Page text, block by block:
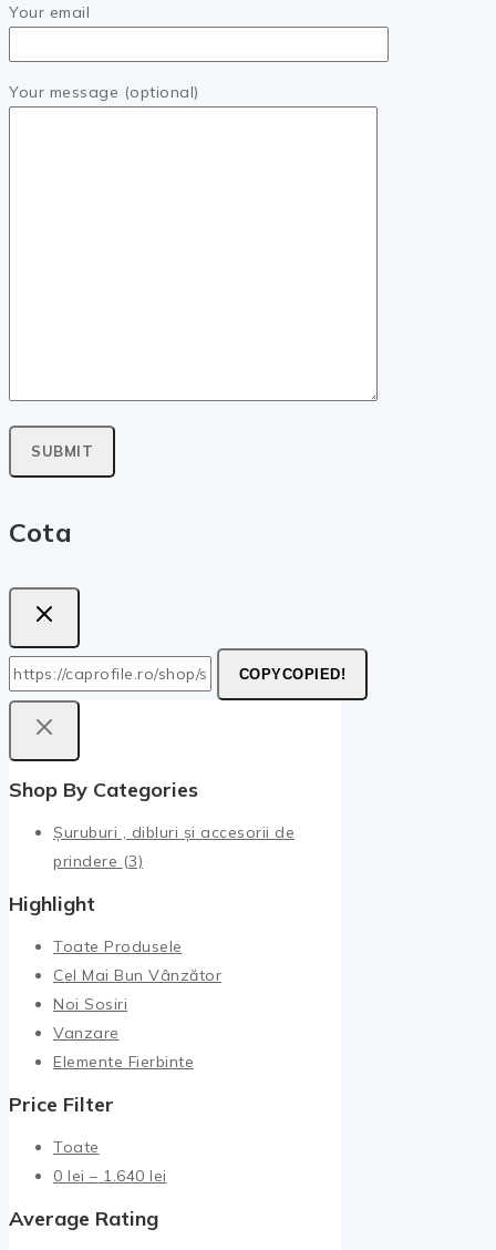
Your email
Your message (optional)
Cota
COPYCOPIED!
Shop By Categories
Șuruburi , dibluri și accesorii de
prindere (3)
Highlight
Toate Produsele
Cel Mai Bun Vânzător
Noi Sosiri
Vanzare
Elemente Fierbinte
Price Filter
Toate
0 lei – 1.640 lei
Average Rating